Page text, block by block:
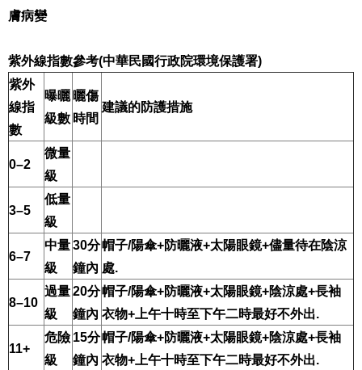
膚病變
紫外線指數參考(中華民國行政院環境保護署)
紫外
線指
數
曝曬
級數
曬傷
時間
建議的防護措施
0–2
微量
級
3–5
低量
級
6–7
中量
級
30分
鐘內
帽子/陽傘+防曬液+太陽眼鏡+儘量待在陰涼
處.
8–10
過量
級
20分
鐘內
帽子/陽傘+防曬液+太陽眼鏡+陰涼處+長袖
衣物+上午十時至下午二時最好不外出.
11+
危險
級
15分
鐘內
帽子/陽傘+防曬液+太陽眼鏡+陰涼處+長袖
衣物+上午十時至下午二時最好不外出.